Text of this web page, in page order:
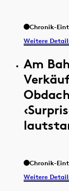
Chronik-
Weitere
Am
Chronik-
Weitere